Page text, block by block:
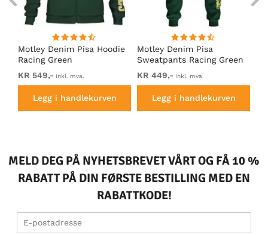
Motley Denim Pisa Hoodie
Racing Green
KR 549,- inkl. mva.
Legg i handlekurven
Motley Denim Pisa
Sweatpants Racing Green
KR 449,- inkl. mva.
Legg i handlekurven
MELD DEG PÅ NYHETSBREVET VÅRT OG FÅ 10 %
RABATT PÅ DIN FØRSTE BESTILLING MED EN
RABATTKODE!